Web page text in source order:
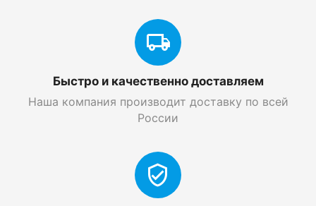
Быстро и качественно доставляем
Наша компания производит доставку по всей
России